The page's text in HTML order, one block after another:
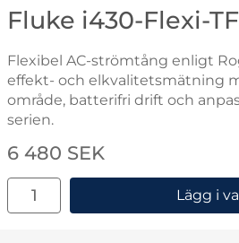
Gå till varumärkessidan för Fluke
Fluke i430-Flexi-
Flexibel AC-strömtång enligt
effekt- och elkvalitetsmätning
område, batterifri drift och
serien.
Handla denna produkt Fluke
pris
6 480 SEK
antal
Lägg i